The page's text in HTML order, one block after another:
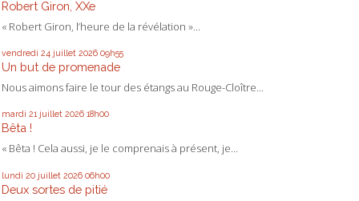
Robert Giron, XXe
« Robert Giron, l’heure de la révélation »...
vendredi 24 juillet 2026 09h55
Un but de promenade
Nous aimons faire le tour des étangs au Rouge-Cloître...
mardi 21 juillet 2026 18h00
Bêta !
« Bêta ! Cela aussi, je le comprenais à présent, je...
lundi 20 juillet 2026 06h00
Deux sortes de pitié